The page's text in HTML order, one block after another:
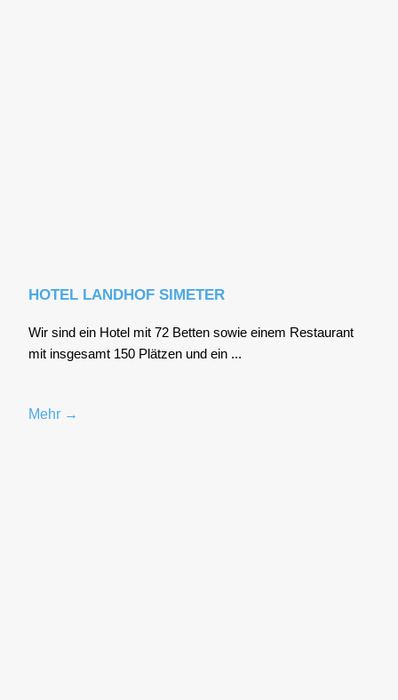
HOTEL LANDHOF SIMETER
Wir sind ein Hotel mit 72 Bet­ten sowie einem Restau­rant
mit ins­ge­samt 150 Plät­zen und ein ...
Mehr →